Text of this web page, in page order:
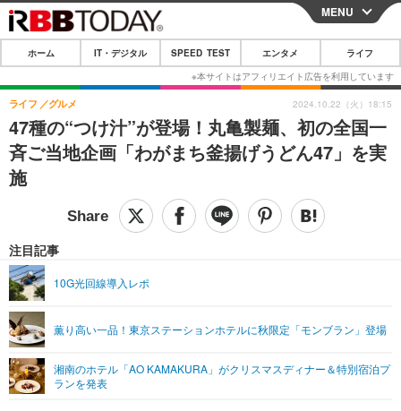
CLOSE
ホーム
IT・デジタル
IT・デジタルTOP スマートフォン
ガジェット・ツール
ショッピング その他
SPEED TEST
エンタメ
エンタメTOP 映画・ドラマ
音楽
ペット
リリース一覧
プッシュ通知の停止方法
MENU
ホーム IT・デジタル SPEED TEST エンタメ ライフ
47種の“つけ汁”が登場！丸亀製麺、初の全国一
斉ご当地企画「わがまち釜揚げうどん47」を実
施
ライフ グルメ
注目記事
10G光回線導入レポ
薫り高い一品！東京ステーションホテルに秋限定「モンブラン」登場
湘南のホテル「AO KAMAKURA」がクリスマスディナー＆特別宿泊プ
ランを発表
2024.10.22（火）18:15